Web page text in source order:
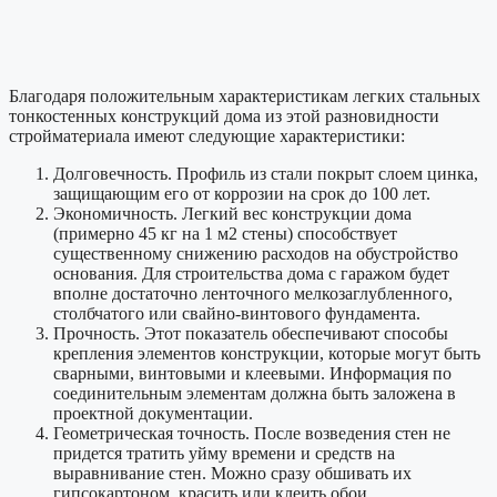
Благодаря положительным характеристикам легких стальных
тонкостенных конструкций дома из этой разновидности
стройматериала имеют следующие характеристики:
Долговечность. Профиль из стали покрыт слоем цинка,
защищающим его от коррозии на срок до 100 лет.
Экономичность. Легкий вес конструкции дома
(примерно 45 кг на 1 м2 стены) способствует
существенному снижению расходов на обустройство
основания. Для строительства дома с гаражом будет
вполне достаточно ленточного мелкозаглубленного,
столбчатого или свайно-винтового фундамента.
Прочность. Этот показатель обеспечивают способы
крепления элементов конструкции, которые могут быть
сварными, винтовыми и клеевыми. Информация по
соединительным элементам должна быть заложена в
проектной документации.
Геометрическая точность. После возведения стен не
придется тратить уйму времени и средств на
выравнивание стен. Можно сразу обшивать их